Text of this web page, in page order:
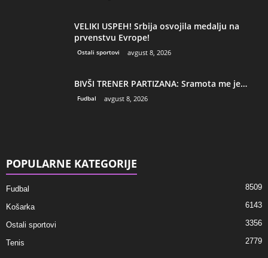
VELIKI USPEH! Srbija osvojila medalju na
prvenstvu Evrope!
Ostali sportovi avgust 8, 2026
BIVŠI TRENER PARTIZANA: Sramota me je…
Fudbal avgust 8, 2026
POPULARNE KATEGORIJE
Fudbal 8509
Košarka 6143
Ostali sportovi 3356
Tenis 2779